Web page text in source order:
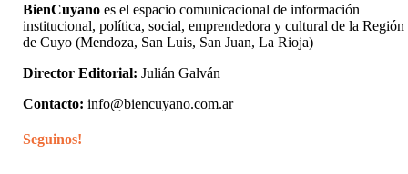
BienCuyano es el espacio comunicacional de información
institucional, política, social, emprendedora y cultural de la Región
de Cuyo (Mendoza, San Luis, San Juan, La Rioja)
Director Editorial: Julián Galván
Contacto: info@biencuyano.com.ar
Seguinos!